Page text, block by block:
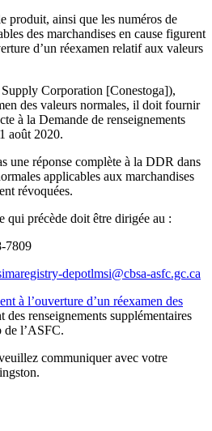
produit, ainsi que les numéros de
des marchandises en cause figurent
d’un réexamen relatif aux valeurs
Corporation [Conestoga]),
des valeurs normales, il doit fournir
à la Demande de renseignements
août 2020.
une réponse complète à la DDR dans
applicables aux marchandises
révoquées.
qui précède doit être dirigée au :
depotlmsi@cbsa-asfc.gc.ca
à l’ouverture d’un réexamen des
des renseignements supplémentaires
de l’ASFC.
communiquer avec votre